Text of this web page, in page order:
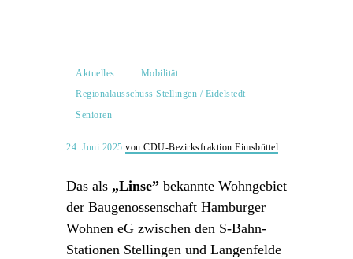
Aktuelles
Mobilität
Regionalausschuss Stellingen / Eidelstedt
Senioren
24. Juni 2025 von CDU-Bezirksfraktion Eimsbüttel
Das als „Linse” bekannte Wohngebiet
der Baugenossenschaft Hamburger
Wohnen eG zwischen den S-Bahn-
Stationen Stellingen und Langenfelde